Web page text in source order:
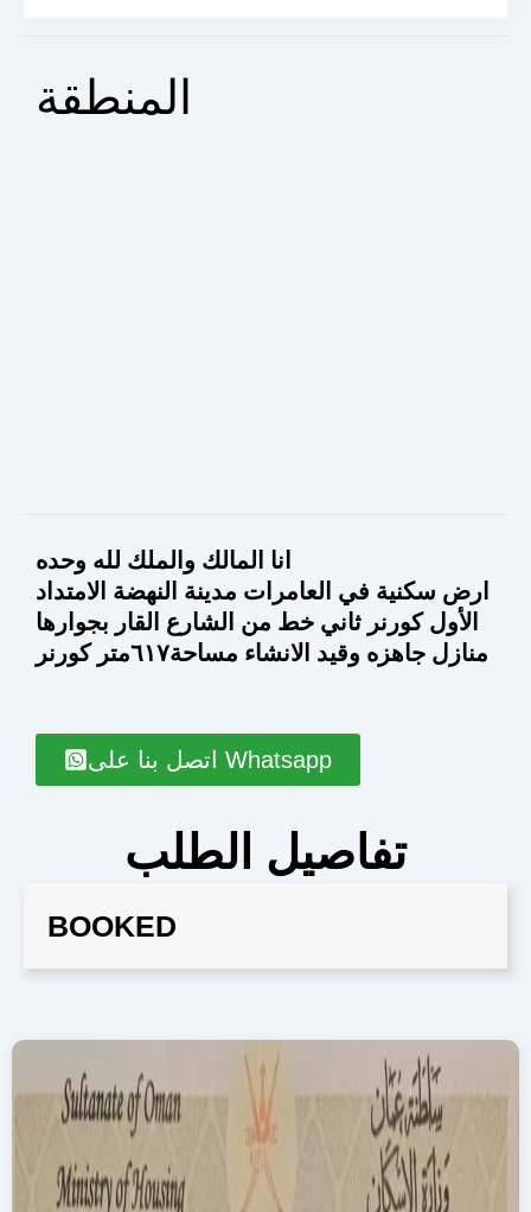
المنطقة
انا المالك والملك لله وحده
ارض سكنية في العامرات مدينة النهضة الامتداد
الأول كورنر ثاني خط من الشارع القار بجوارها
منازل جاهزه وقيد الانشاء مساحة٦١٧متر كورنر
اتصل بنا على Whatsapp
تفاصيل الطلب
BOOKED